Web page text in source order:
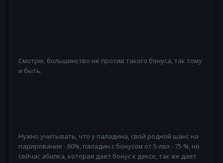
Смотрю, большинство не против такого бонуса, так тому
и быть.
Нужно учитывать, что у паладина, свой родной шанс на
парирование - 60%, паладин с бонусом от 5-лвл - 75 %, но
сейчас абилка, которая дает бонус к дексе, так же дает